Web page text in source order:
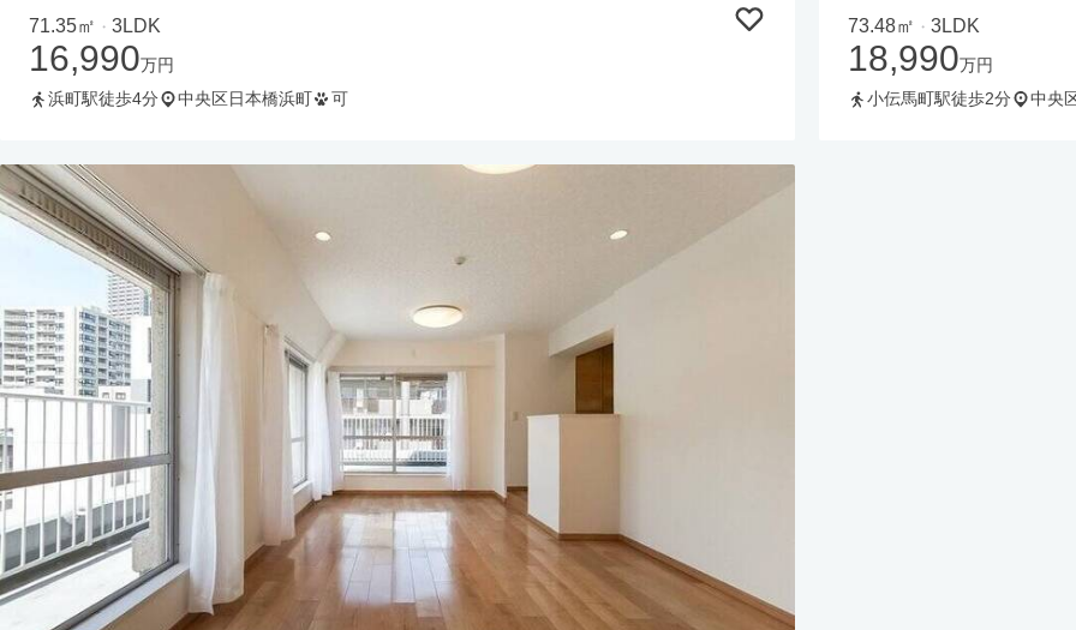
71.35㎡ ・ 3LDK
16,990万円
浜町駅徒歩4分
中央区日本橋浜町 可
73.48㎡ ・ 3LDK
18,990万円
小伝馬町駅徒歩2分
中央